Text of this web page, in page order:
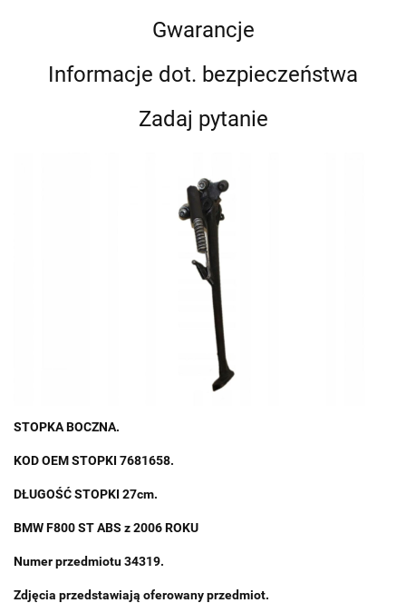
Gwarancje
Informacje dot. bezpieczeństwa
Zadaj pytanie
STOPKA BOCZNA.
KOD OEM STOPKI 7681658.
DŁUGOŚĆ STOPKI 27cm.
BMW F800 ST ABS z 2006 ROKU
Numer przedmiotu 34319.
Zdjęcia przedstawiają oferowany przedmiot.